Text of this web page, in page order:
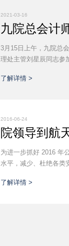
2021-03-16
九院总会计
3月15日上午，九院总
理处主管刘星辰同志参
了解详情 >
2016-06-24
院领导到航
为进一步抓好 2016 年
水平，减少、杜绝各类
了解详情 >